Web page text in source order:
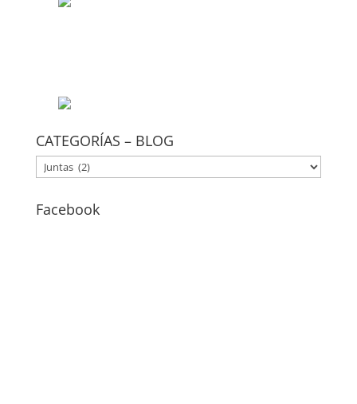
CATEGORÍAS – BLOG
CATEGORÍAS
–
BLOG
Facebook